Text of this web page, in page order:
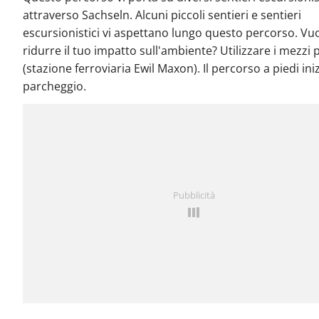
attraverso Sachseln. Alcuni piccoli sentieri e sentieri
escursionistici vi aspettano lungo questo percorso.
ridurre il tuo impatto sull'ambiente? Utilizzare i mezzi
(stazione ferroviaria Ewil Maxon). Il percorso a piedi
parcheggio.
Pubblicità